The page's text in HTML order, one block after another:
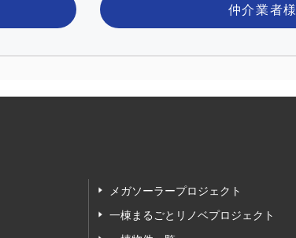
仲介業者様
メガソーラープロジェクト
一棟まるごとリノベプロジェクト